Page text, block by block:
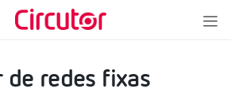
e controlo
Analisadores de redes fixas
de redes fixas